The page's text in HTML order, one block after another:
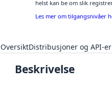
helst kan be om slik
Les mer om tilgangsnivåer
OversiktDistribusjoner og API-er
Beskrivelse